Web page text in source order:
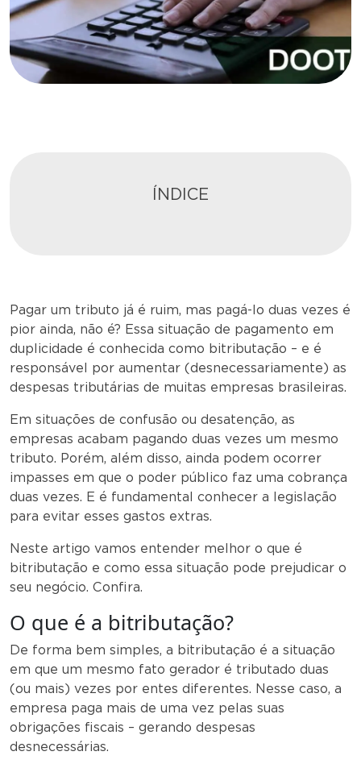
ÍNDICE
Pagar um tributo já é ruim, mas pagá-lo duas vezes é
pior ainda, não é? Essa situação de pagamento em
duplicidade é conhecida como bitributação – e é
responsável por aumentar (desnecessariamente) as
despesas tributárias de muitas empresas brasileiras.
Em situações de confusão ou desatenção, as
empresas acabam pagando duas vezes um mesmo
tributo. Porém, além disso, ainda podem ocorrer
impasses em que o poder público faz uma cobrança
duas vezes. E é fundamental conhecer a legislação
para evitar esses gastos extras.
Neste artigo vamos entender melhor o que é
bitributação e como essa situação pode prejudicar o
seu negócio. Confira.
O que é a bitributação?
De forma bem simples, a bitributação é a situação
em que um mesmo fato gerador é tributado duas
(ou mais) vezes por entes diferentes. Nesse caso, a
empresa paga mais de uma vez pelas suas
obrigações fiscais – gerando despesas
desnecessárias.